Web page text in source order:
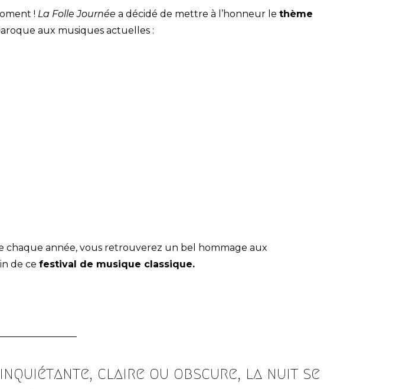
! La Folle Journée a décidé de mettre à l’honneur le thème
aux musiques actuelles :
chaque année, vous retrouverez un bel hommage aux
de ce festival de musique classique.
claire ou obscure, la nuit se